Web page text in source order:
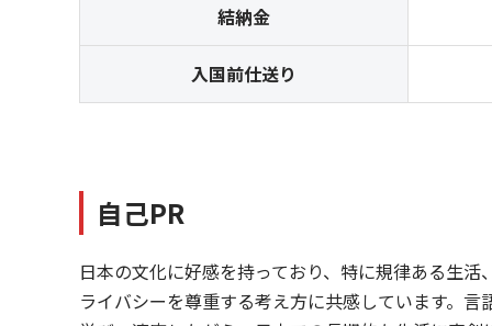
結納金
入国前仕送り
自己PR
日本の文化に好感を持っており、特に規律ある生活
ライバシーを尊重する考え方に共感しています。言